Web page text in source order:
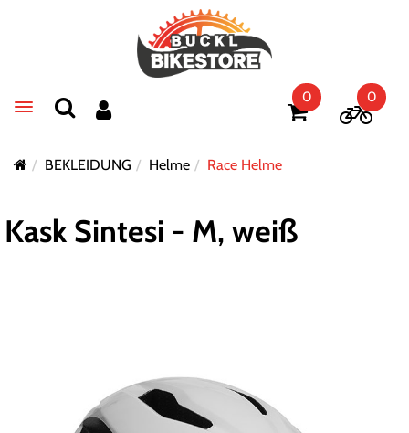
Toggle navigation
0 0
BEKLEIDUNG Helme Race Helme
Kask Sintesi - M, weiß